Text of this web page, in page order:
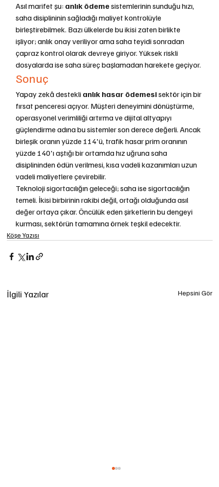
Asıl marifet şu: anlık ödeme sistemlerinin sunduğu hızı,
saha disiplininin sağladığı maliyet kontrolüyle
birleştirebilmek. Bazı ülkelerde bu ikisi zaten birlikte
işliyor; anlık onay veriliyor ama saha teyidi sonradan
çapraz kontrol olarak devreye giriyor. Yüksek riskli
dosyalarda ise saha süreç başlamadan harekete geçiyor.
Sonuç
Yapay zekâ destekli anlık hasar ödemesi sektör için bir
fırsat penceresi açıyor. Müşteri deneyimini dönüştürme,
operasyonel verimliliği artırma ve dijital altyapıyı
güçlendirme adına bu sistemler son derece değerli. Ancak
birleşik oranın yüzde 114'ü, trafik hasar prim oranının
yüzde 140'ı aştığı bir ortamda hız uğruna saha
disiplininden ödün verilmesi, kısa vadeli kazanımları uzun
vadeli maliyetlere çevirebilir.
Teknoloji sigortacılığın geleceği; saha ise sigortacılığın
temeli. İkisi birbirinin rakibi değil, ortağı olduğunda asıl
değer ortaya çıkar. Öncülük eden şirketlerin bu dengeyi
kurması, sektörün tamamına örnek teşkil edecektir.
Köşe Yazısı
İlgili Yazılar Hepsini Gör